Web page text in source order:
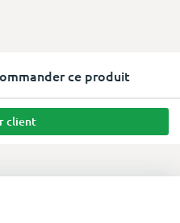
ce produit
client